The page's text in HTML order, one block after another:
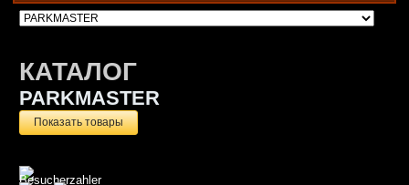
КАТАЛОГ
PARKMASTER
Показать товары